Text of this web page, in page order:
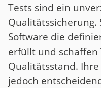
Tests sind ein
Qualitätssicherung.
Software die
erfüllt und
Qualitätsstand.
jedoch